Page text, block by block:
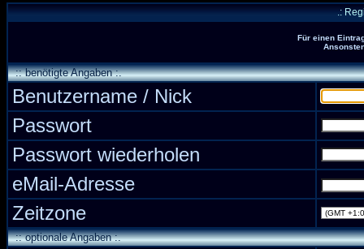
.:
Für einen
:: benötigte Angaben :.
Benutzername / Nick
Passwort
Passwort wiederholen
eMail-Adresse
Zeitzone
:: optionale Angaben :.